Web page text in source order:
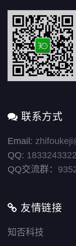
联系方式
Email:
QQ: 1833243322
QQ交流群：
友情链接
知否科技